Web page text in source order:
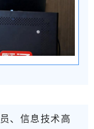
、信息技术高